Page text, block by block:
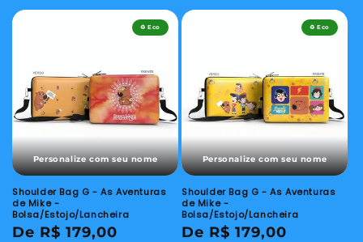
♻️ Eco
Personalize com seu nome
Shoulder Bag G - As Aventuras
de Mike -
Bolsa/Estojo/Lancheira
Preço
De R$ 179,00
♻️ Eco
Personalize com seu nome
Shoulder Bag G - As Aventuras
de Mike -
Bolsa/Estojo/Lancheira
Preço
De R$ 179,00